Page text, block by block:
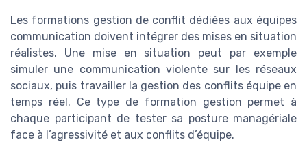
Les formations gestion de conflit dédiées aux équipes
communication doivent intégrer des mises en situation
réalistes. Une mise en situation peut par exemple
simuler une communication violente sur les réseaux
sociaux, puis travailler la gestion des conflits équipe en
temps réel. Ce type de formation gestion permet à
chaque participant de tester sa posture managériale
face à l’agressivité et aux conflits d’équipe.